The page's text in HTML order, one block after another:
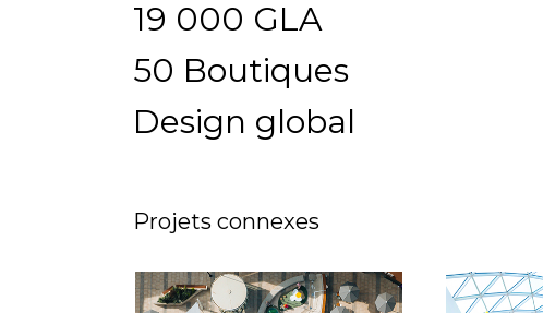
19 000 GLA
50 Boutiques
Design global
Projets connexes